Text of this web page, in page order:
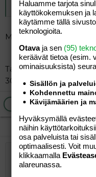
Voi kyynel.
Mies polttaa, minä en.
Taitaa olla
300  kello roskiin
Ilmoita asiaton
Lihavoitu
KursivoituLista
Haluamme tarjota
käyttökokemuksen ja
käytämme tällä
teknologioita.
Otavaja sen (95)
keräävät tietoa (esim.
ominaisuuk­sista)
Sisällön ja
Kohdennettu
Kävijämäärien ja
Hyväksymällä
näihin
osa palveluista tai
optimaalisesti. Voit
klikkaamalla
alareunassa.